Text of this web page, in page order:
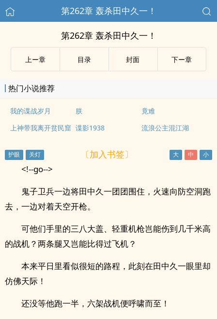
第262章 轰杀田中久一！
第262章 轰杀田中久一！
上ー章 目录 封面 下ー章
热门小说推荐
我的谍战岁月 朕
竟难
上神带我离开贫民窟 谍影1938 流浪公主混江湖
〔加入书签〕
<!--go-->
鬼子卫兵一边将田中久一团团围住，火速向防空洞跑
去，一边对着天空开枪。
可他们手里的三八大盖、轻重机枪岂能伤到几千米高
的战机？两条腿又岂能比得过飞机？
本来平日里看似很短的路程，此刻在田中久一眼里却
仿佛天际！
还没等他跑一半，六架战机便呼啸而至！